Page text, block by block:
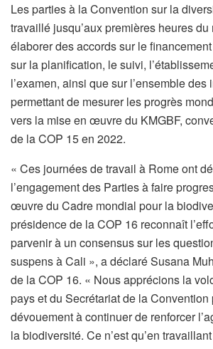
Les parties à la Convention sur la
travaillé jusqu’aux premières heures du
élaborer des accords sur le
sur la planification, le suivi,
l’examen, ainsi que sur l’ensemble des
permettant de mesurer les progrès
vers la mise en œuvre du KMGBF,
de la COP 15 en 2022.
« Ces journées de travail à Rome ont
l’engagement des Parties à faire
œuvre du Cadre mondial pour la
présidence de la COP 16 reconnaît
parvenir à un consensus sur les
suspens à Cali », a déclaré Susana
de la COP 16. « Nous apprécions la
pays et du Secrétariat de la Convention
dévouement à continuer de renforcer
la biodiversité. Ce n’est qu’en